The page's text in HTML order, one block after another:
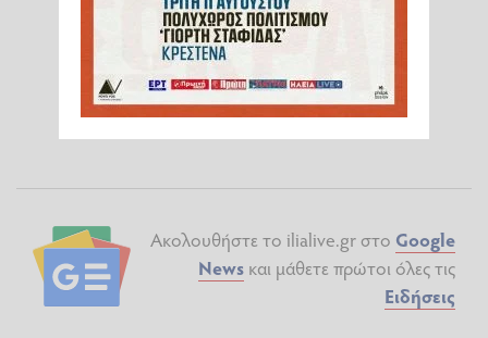
Ακολουθήστε το ilialive.gr στο Google
News και μάθετε πρώτοι όλες τις
Ειδήσεις